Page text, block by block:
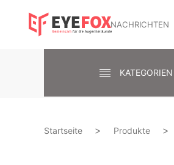
NACHRICHTEN
KATEGORIEN
Startseite Produkte